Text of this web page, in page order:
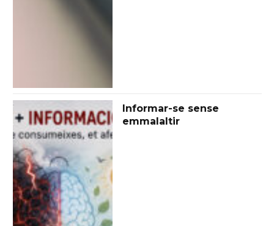
Informar-se sense
emmalaltir